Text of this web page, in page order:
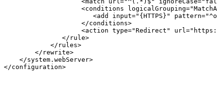
<conditions
<add input="{HTTPS}" pattern="^on$"
</conditions>
<action type="Redirect" url="https://
</rule>
</rules>
</rewrite>
</system.webServer>
</configuration>